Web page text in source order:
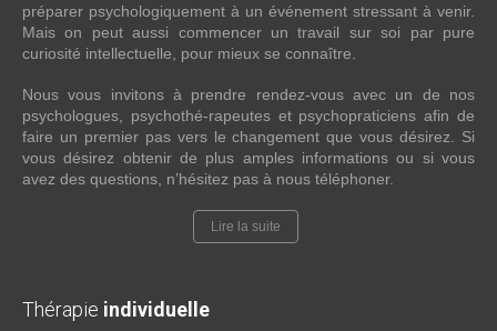
préparer psychologiquement à un événement stressant à venir.
Mais on peut aussi commencer un travail sur soi par pure
curiosité intellectuelle, pour mieux se connaître.
Nous vous invitons à prendre rendez-vous avec un de nos
psychologues, psychothé-rapeutes et psychopraticiens afin de
faire un premier pas vers le changement que vous désirez. Si
vous désirez obtenir de plus amples informations ou si vous
avez des questions, n’hésitez pas à nous téléphoner.
Lire la suite
Thérapie individuelle